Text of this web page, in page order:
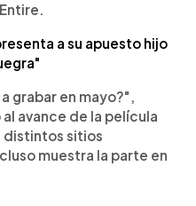
a su apuesto hijo
grabar en mayo?",
avance de la película
distintos sitios
muestra la parte en